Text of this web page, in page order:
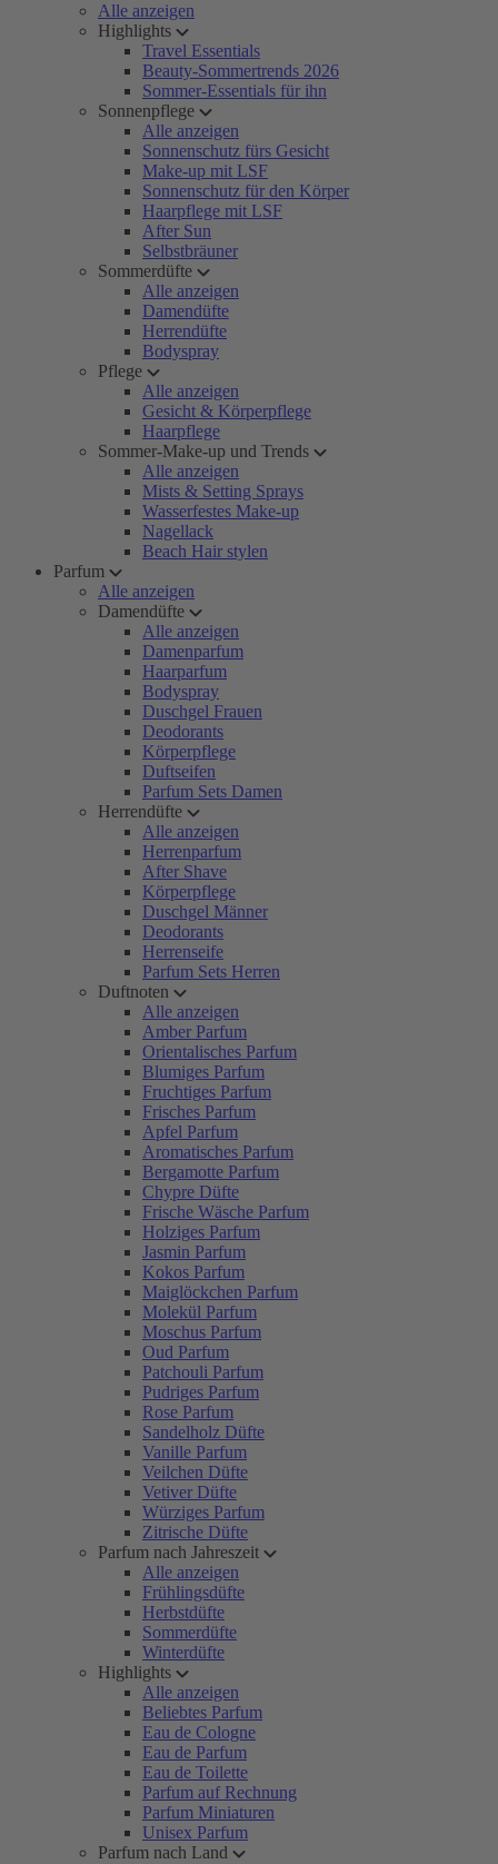
Alle anzeigen
Highlights
Travel Essentials
Beauty-Sommertrends 2026
Sommer-Essentials für ihn
Sonnenpflege
Alle anzeigen
Sonnenschutz fürs Gesicht
Make-up mit LSF
Sonnenschutz für den Körper
Haarpflege mit LSF
After Sun
Selbstbräuner
Sommerdüfte
Alle anzeigen
Damendüfte
Herrendüfte
Bodyspray
Pflege
Alle anzeigen
Gesicht & Körperpflege
Haarpflege
Sommer-Make-up und Trends
Alle anzeigen
Mists & Setting Sprays
Wasserfestes Make-up
Nagellack
Beach Hair stylen
Parfum
Alle anzeigen
Damendüfte
Alle anzeigen
Damenparfum
Haarparfum
Bodyspray
Duschgel Frauen
Deodorants
Körperpflege
Duftseifen
Parfum Sets Damen
Herrendüfte
Alle anzeigen
Herrenparfum
After Shave
Körperpflege
Duschgel Männer
Deodorants
Herrenseife
Parfum Sets Herren
Duftnoten
Alle anzeigen
Amber Parfum
Orientalisches Parfum
Blumiges Parfum
Fruchtiges Parfum
Frisches Parfum
Apfel Parfum
Aromatisches Parfum
Bergamotte Parfum
Chypre Düfte
Frische Wäsche Parfum
Holziges Parfum
Jasmin Parfum
Kokos Parfum
Maiglöckchen Parfum
Molekül Parfum
Moschus Parfum
Oud Parfum
Patchouli Parfum
Pudriges Parfum
Rose Parfum
Sandelholz Düfte
Vanille Parfum
Veilchen Düfte
Vetiver Düfte
Würziges Parfum
Zitrische Düfte
Parfum nach Jahreszeit
Alle anzeigen
Frühlingsdüfte
Herbstdüfte
Sommerdüfte
Winterdüfte
Highlights
Alle anzeigen
Beliebtes Parfum
Eau de Cologne
Eau de Parfum
Eau de Toilette
Parfum auf Rechnung
Parfum Miniaturen
Unisex Parfum
Parfum nach Land